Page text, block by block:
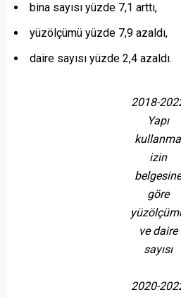
bina sayısı yüzde 7,1 arttı,
yüzölçümü yüzde 7,9 azaldı,
daire sayısı yüzde 2,4 azaldı.
2018-
Yapı
kullanma
izin
belgesine
göre
ve daire
sayısı
2020-